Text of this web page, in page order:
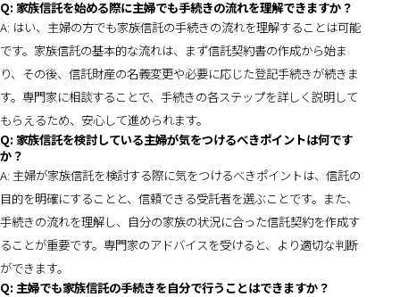
Q: 家族信託を始める際に主婦でも手続きの流れを理解できますか？
A: はい、主婦の方でも家族信託の手続きの流れを理解することは可能
です。家族信託の基本的な流れは、まず信託契約書の作成から始ま
り、その後、信託財産の名義変更や必要に応じた登記手続きが続きま
す。専門家に相談することで、手続きの各ステップを詳しく説明して
もらえるため、安心して進められます。
Q: 家族信託を検討している主婦が気をつけるべきポイントは何です
か？
A: 主婦が家族信託を検討する際に気をつけるべきポイントは、信託の
目的を明確にすることと、信頼できる受託者を選ぶことです。また、
手続きの流れを理解し、自分の家族の状況に合った信託契約を作成す
ることが重要です。専門家のアドバイスを受けると、より適切な判断
ができます。
Q: 主婦でも家族信託の手続きを自分で行うことはできますか？